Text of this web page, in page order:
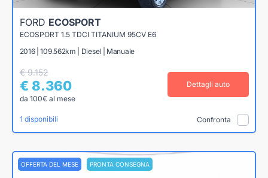
FORD ECOSPORT
ECOSPORT 1.5 TDCI TITANIUM 95CV E6
2016 | 109.562km | Diesel | Manuale
€ 9.152
€ 8.360
da 100€ al mese
Dettagli auto
1 disponibili Confronta
OFFERTA DEL MESE PRONTA CONSEGNA